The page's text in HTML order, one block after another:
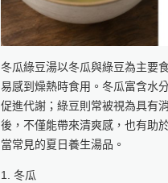
冬瓜綠豆湯以冬瓜與綠豆為主要
易感到燥熱時食用。冬瓜富含水
促進代謝；綠豆則常被視為具有
後，不僅能帶來清爽感，也有助
當常見的夏日養生湯品。
1. 冬瓜